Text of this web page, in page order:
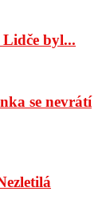
byl...
se nevrátí